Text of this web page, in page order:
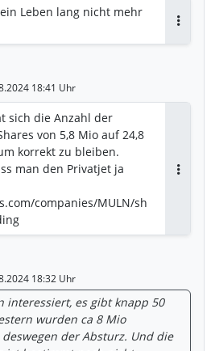
Leben lang nicht mehr
18:41 Uhr
sich die Anzahl der
von 5,8 Mio auf 24,8
korrekt zu bleiben.
man den Privatjet ja
companies/MULN/sh
18:32 Uhr
interessiert, es gibt knapp 50
wurden ca 8 Mio
der Absturz. Und die